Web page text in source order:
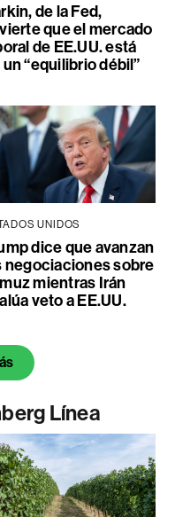
de la Fed,
que el mercado
de EE.UU. está
un “equilibrio débil”
UNIDOS
dice que avanzan
negociaciones sobre
mientras Irán
veto a EE.UU.
Línea